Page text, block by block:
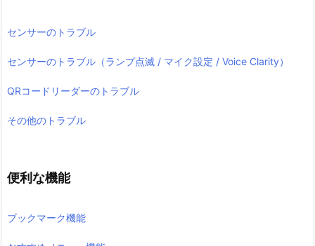
センサーのトラブル
センサーのトラブル（ランプ点滅 / マイク設定 / Voice Clarity）
QRコードリーダーのトラブル
その他のトラブル
便利な機能
ブックマーク機能